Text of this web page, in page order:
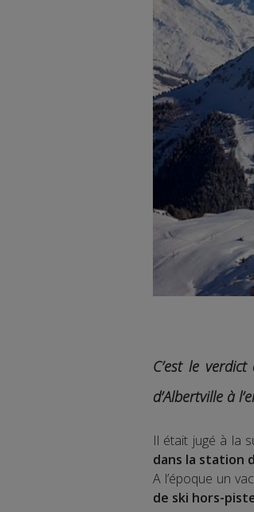
C’est le
d’Albertville à
Il était jugé à la
dans la station
A l’époque un
de ski hors-